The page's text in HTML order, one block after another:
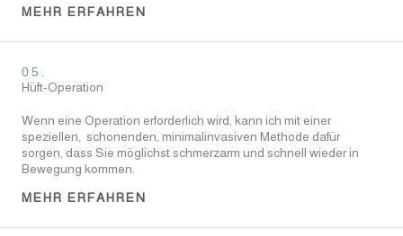
MEHR ERFAHREN
05.
Hüft-Operation
Wenn eine Operation erforderlich wird, kann ich mit einer
speziellen, schonenden, minimalinvasiven Methode dafür
sorgen, dass Sie möglichst schmerzarm und schnell wieder in
Bewegung kommen.
MEHR ERFAHREN